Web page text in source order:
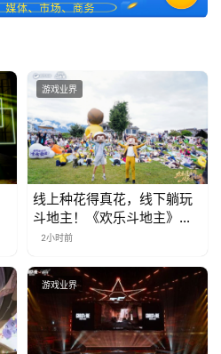
游戏业界
线上种花得真花，线下躺玩
斗地主！《欢乐斗地主》欢
乐中国行·云南站精彩盘点
2小时前
游戏业界